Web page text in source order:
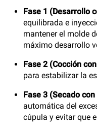
Fase 1 (Desarrollo
equilibrada e
mantener el molde
máximo desarrollo
Fase 2 (Cocción
para estabilizar la
Fase 3 (Secado
automática del
cúpula y evitar que